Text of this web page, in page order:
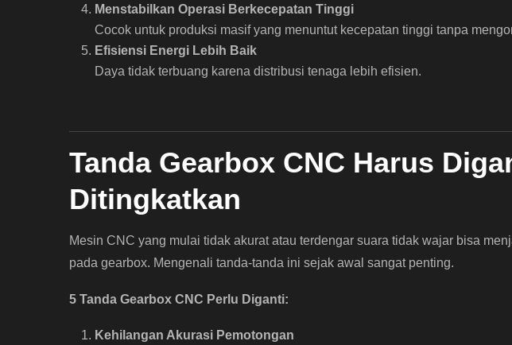
Menstabilkan Operasi Berkecepatan Tinggi
Cocok untuk produksi masif yang menuntut kecepatan tinggi tanpa
Efisiensi Energi Lebih Baik
Daya tidak terbuang karena distribusi tenaga lebih efisien.
Tanda Gearbox CNC Harus
Ditingkatkan
Mesin CNC yang mulai tidak akurat atau terdengar suara tidak wajar bisa
pada gearbox. Mengenali tanda-tanda ini sejak awal sangat penting.
5 Tanda Gearbox CNC Perlu Diganti:
Kehilangan Akurasi Pemotongan